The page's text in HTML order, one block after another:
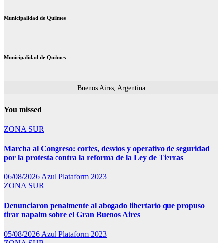
Municipalidad de Quilmes
Municipalidad de Quilmes
Buenos Aires, Argentina
You missed
ZONA SUR
Marcha al Congreso: cortes, desvíos y operativo de seguridad
por la protesta contra la reforma de la Ley de Tierras
06/08/2026Azul Plataform 2023
ZONA SUR
Denunciaron penalmente al abogado libertario que propuso
tirar napalm sobre el Gran Buenos Aires
05/08/2026 Azul Plataform 2023